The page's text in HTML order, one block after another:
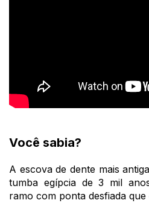
Você sabia?
A escova de dente mais
tumba egípcia de 3 mil
ramo com ponta desfiada